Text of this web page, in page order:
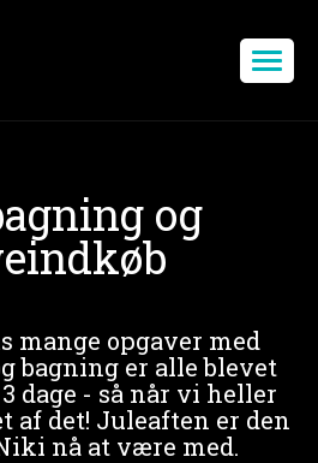
og
mange opgaver med
bagning er alle blevet
dage - så når vi heller
det! Juleaften er den
nå at være med.